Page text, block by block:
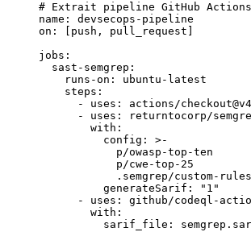
# Extrait pipeline GitHub Actions
name : devsecops-pipeline
on : [ push , pull_request
jobs :
  sast-semgrep
:
    runs-on
: ubuntu-latest
    steps
:
      -
uses : actions/checkout@v4
      -
uses :
returntocorp/
        with
:
          config
: >-
            p/owasp-top-ten
            p/cwe-top-25
.semgrep/custom-
          generateSarif
:
"1"
      -
uses : github/codeql-
        with
:
          sarif_file
: